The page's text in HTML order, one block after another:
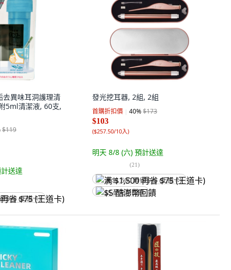
異味耳洞護理清
5ml清潔液, 60支,
$119
送達
$75 (王道卡)
發光挖耳器, 2組, 2組
首購折扣價 40%$173
$103
($257.50/10入)
明天 8/8 (六) 預計送達
(21)
满 $1,500 再省 $75 (王道卡)
$5 酷澎幣回饋